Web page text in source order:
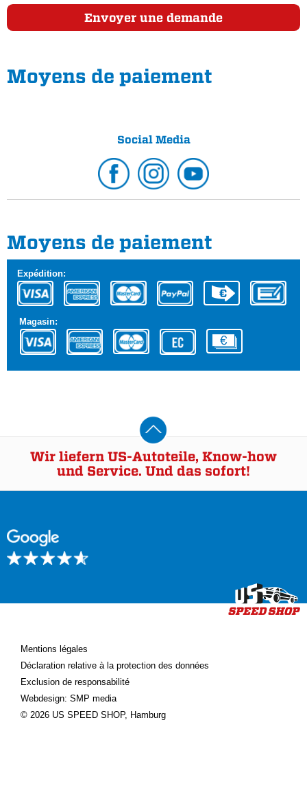
Envoyer une demande
Moyens de paiement
Social Media
Moyens de paiement
Expédition:
Magasin:
Wir liefern US-Autoteile, Know-how
und Service. Und das sofort!
Mentions légales
Déclaration relative à la protection des données
Exclusion de responsabilité
Webdesign: SMP media
© 2026 US SPEED SHOP, Hamburg